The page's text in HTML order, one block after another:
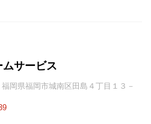
ムサービス
福岡県福岡市城南区田島４丁目１３－